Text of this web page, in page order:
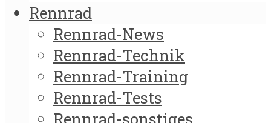
Rennrad
Rennrad-News
Rennrad-Technik
Rennrad-Training
Rennrad-Tests
Rennrad-sonstiges